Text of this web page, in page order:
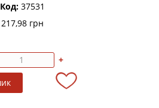
Код:37531
217,98 грн
+